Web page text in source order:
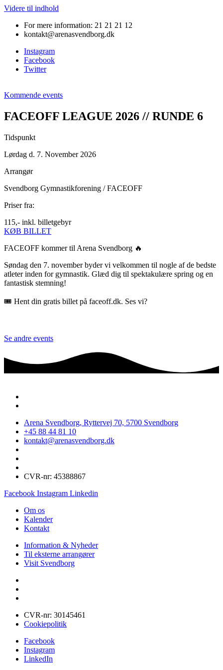
Videre til indhold
For mere information: 21 21 21 12
kontakt@arenasvendborg.dk
Instagram
Facebook
Twitter
Kommende events
FACEOFF LEAGUE 2026 // RUNDE 6
Tidspunkt
Lørdag d. 7. November 2026
Arrangør
Svendborg Gymnastikforening / FACEOFF
Priser fra:
115,- inkl. billetgebyr
KØB BILLET
FACEOFF kommer til Arena Svendborg 🔥
Søndag den 7. november byder vi velkommen til nogle af de bedste
atleter inden for gymnastik. Glæd dig til spektakulære spring og en
fantastisk stemning!
🎟 Hent din gratis billet på faceoff.dk. Ses vi?
Se andre events
Arena Svendborg, Ryttervej 70, 5700 Svendborg
+45 88 44 81 10
kontakt@arenasvendborg.dk
CVR-nr: 45388867
Facebook Instagram Linkedin
Om os
Kalender
Kontakt
Information & Nyheder
Til eksterne arrangører
Visit Svendborg
CVR-nr: 30145461
Cookiepolitik
Facebook
Instagram
LinkedIn